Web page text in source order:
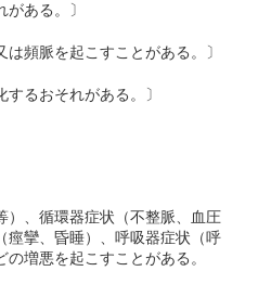
ある。〕
頻脈を起こすことがある。〕
るおそれがある。〕
）、循環器症状（不整脈、血圧
痙攣、昏睡）、呼吸器症状（呼
増悪を起こすことがある。